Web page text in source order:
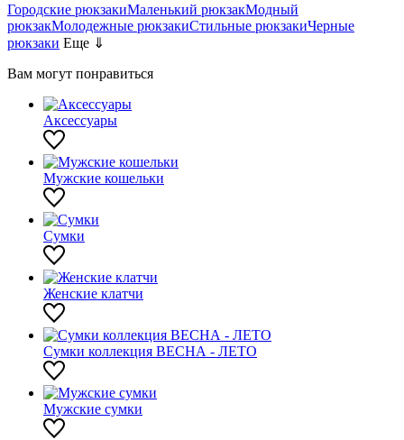
Городские рюкзакиМаленький рюкзакМодный
рюкзакМолодежные рюкзакиСтильные рюкзакиЧерные
рюкзаки Еще ⇓
Вам могут понравиться
Аксессуары
Мужские кошельки
Сумки
Женские клатчи
Сумки коллекция ВЕСНА - ЛЕТО
Мужские сумки